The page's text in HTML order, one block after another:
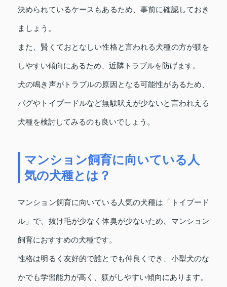
決められているケースもあるため、事前に確認しておき
ましょう。
また、賢くておとなしい性格と言われる犬種の方が躾を
しやすい傾向にあるため、近隣トラブルを防げます。
犬の鳴き声がトラブルの原因となる可能性があるため、
パグやトイプードルなど無駄吠えが少ないと言われえる
犬種を検討してみるのも良いでしょう。
マンション飼育に向いている人
気の犬種とは？
マンション飼育に向いている人気の犬種は「トイプード
ル」で、抜け毛が少なく体臭が少ないため、マンション
飼育におすすめの犬種です。
性格は明るく友好的で誰とでも仲良くでき、小型犬のな
かでも学習能力が高く、躾がしやすい傾向にあります。